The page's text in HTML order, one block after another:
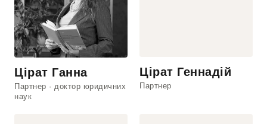
Цірат Ганна
Партнер · доктор юридичних
наук
Цірат Геннадій
Партнер